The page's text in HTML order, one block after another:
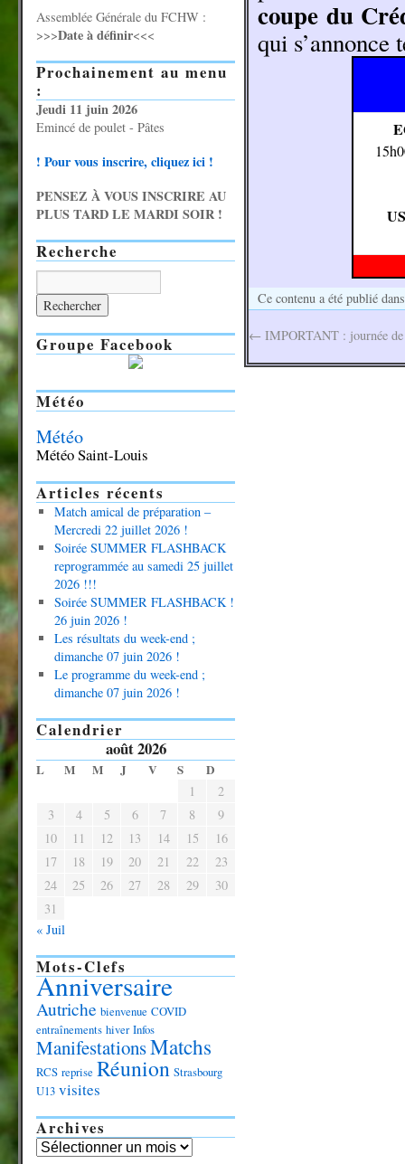
coupe du
qui s’annonce
Ce contenu a été publié
← IMPORTANT : journée
Assemblée Générale du FCHW :
>>>Date à définir<<<
Prochainement au menu
:
Jeudi 11 juin 2026
Emincé de poulet - Pâtes
! Pour vous inscrire, cliquez ici !
PENSEZ À VOUS INSCRIRE AU
PLUS TARD LE MARDI SOIR !
Recherche
Groupe Facebook
Météo
Météo
Météo Saint-Louis
Articles récents
Match amical de préparation –
Mercredi 22 juillet 2026 !
Soirée SUMMER FLASHBACK
reprogrammée au samedi 25 juillet
2026 !!!
Soirée SUMMER FLASHBACK !
26 juin 2026 !
Les résultats du week-end ;
dimanche 07 juin 2026 !
Le programme du week-end ;
dimanche 07 juin 2026 !
Calendrier
août 2026
L M M J V S D
1
2
3
4 5 6 7 8
9
10
11 12 13 14 15
16
17
18 19 20 21 22
23
24
25 26 27 28 29
30
31
« Juil
Mots-Clefs
Anniversaire
Autriche bienvenue COVID
entraînements hiver Infos
ManifestationsMatchs
RCS reprise Réunion Strasbourg
U13 visites
Archives